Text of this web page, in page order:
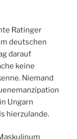
Ratinger
deutschen
darauf
keine
Niemand
Ungarn
hierzulande.